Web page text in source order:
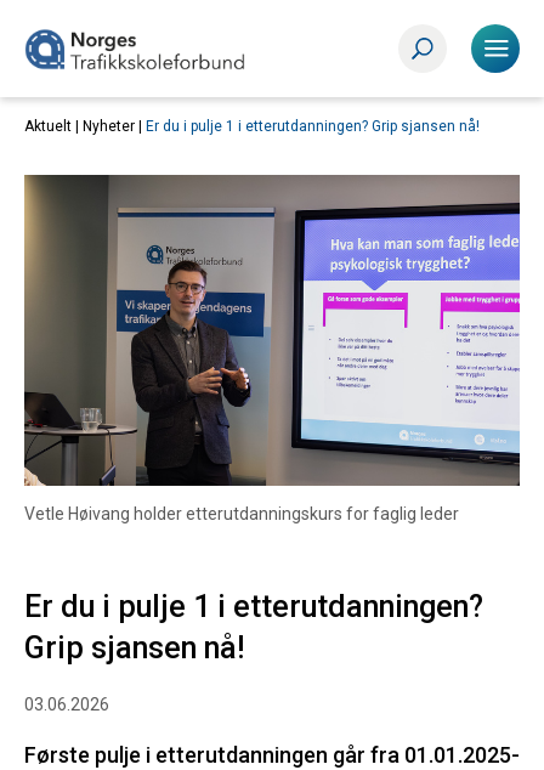
Aktuelt | Nyheter Er du i pulje 1 i etterutdanningen? Grip sjansen nå!
Vetle Høivang holder etterutdanningskurs for faglig leder
Er du i pulje 1 i etterutdanningen?
Grip sjansen nå!
03.06.2026
Første pulje i etterutdanningen går fra 01.01.2025-